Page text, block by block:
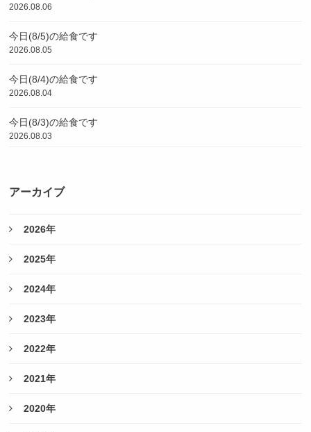
2026.08.06
今日(8/5)の給食です
2026.08.05
今日(8/4)の給食です
2026.08.04
今日(8/3)の給食です
2026.08.03
アーカイブ
2026年
2025年
2024年
2023年
2022年
2021年
2020年